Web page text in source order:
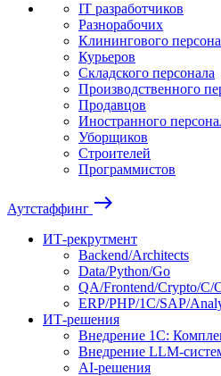
IT разработчиков
Разнорабочих
Клинингового
Курьеров
Складского персонала
Производственного
Продавцов
Иностранного
Уборщиков
Строителей
Программистов
Аутстаффинг east
ИТ-рекрутмент
Backend/Architects
Data/Python/Go
QA/Frontend/Crypto/C/
ERP/PHP/1C/SAP/
ИТ-решения
Внедрение 1С:
Внедрение LLM-
AI-решения